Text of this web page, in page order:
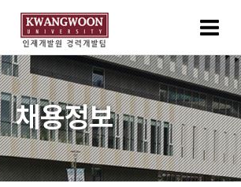
채용정보